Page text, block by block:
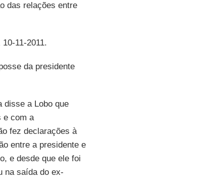
das relações entre
10-11-2011.
da presidente
disse a Lobo que
e com a
fez declarações à
entre a presidente e
e desde que ele foi
na saída do ex-